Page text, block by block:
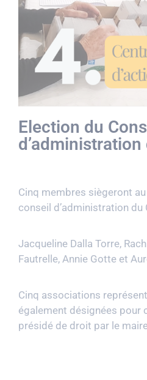
Election du
d’administration
Cinq membres siègeront
conseil d’administration du
Jacqueline Dalla Torre,
Fautrelle, Annie Gotte et
Cinq associations
également désignées pour
présidé de droit par le